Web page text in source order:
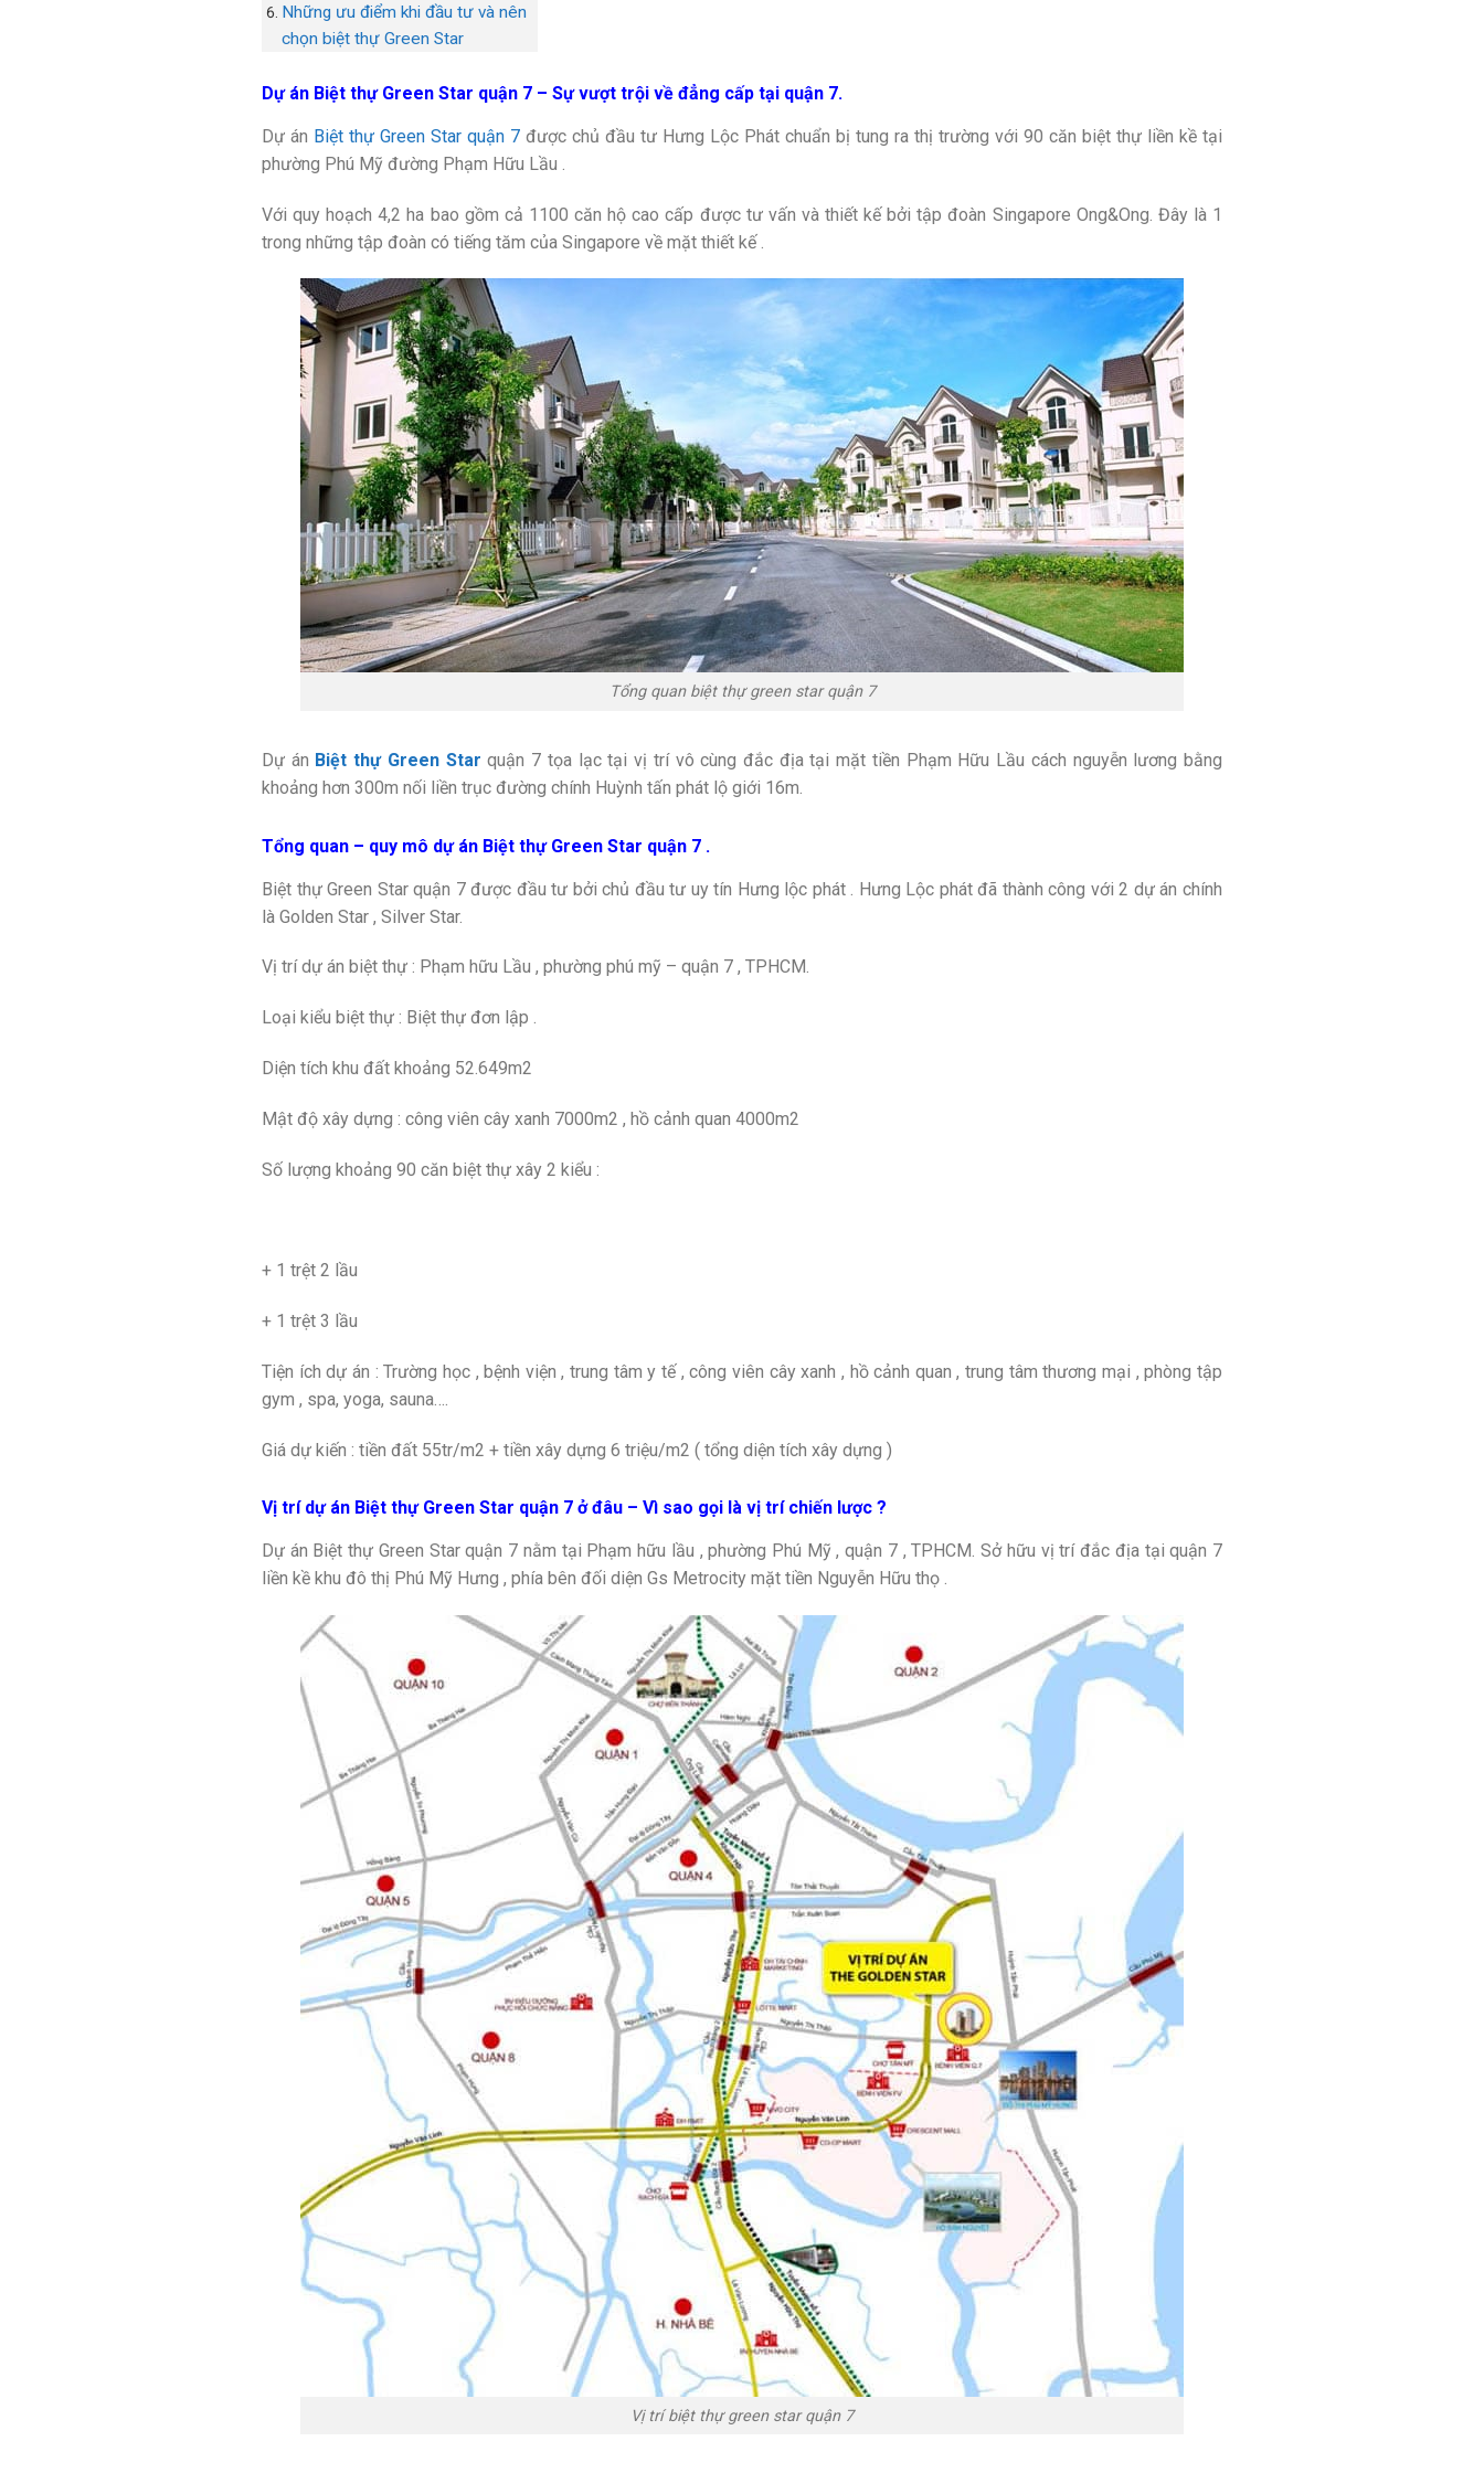
Những ưu điểm khi đầu tư và nên
chọn biệt thự Green Star
Dự án Biệt thự Green Star quận 7 – Sự vượt trội về đẳng cấp tại quận 7.
Dự án Biệt thự Green Star quận 7 được chủ đầu tư Hưng Lộc Phát chuẩn bị tung ra thị trường với 90 căn biệt thự liền kề tại
phường Phú Mỹ đường Phạm Hữu Lầu .
Với quy hoạch 4,2 ha bao gồm cả 1100 căn hộ cao cấp được tư vấn và thiết kế bởi tập đoàn Singapore Ong&Ong. Đây là 1
trong những tập đoàn có tiếng tăm của Singapore về mặt thiết kế .
Tổng quan biệt thự green star quận 7
Dự án Biệt thự Green Star quận 7 tọa lạc tại vị trí vô cùng đắc địa tại mặt tiền Phạm Hữu Lầu cách nguyễn lương bằng
khoảng hơn 300m nối liền trục đường chính Huỳnh tấn phát lộ giới 16m.
Tổng quan – quy mô dự án Biệt thự Green Star quận 7 .
Biệt thự Green Star quận 7 được đầu tư bởi chủ đầu tư uy tín Hưng lộc phát . Hưng Lộc phát đã thành công với 2 dự án chính
là Golden Star , Silver Star.
Vị trí dự án biệt thự : Phạm hữu Lầu , phường phú mỹ – quận 7 , TPHCM.
Loại kiểu biệt thự : Biệt thự đơn lập .
Diện tích khu đất khoảng 52.649m2
Mật độ xây dựng : công viên cây xanh 7000m2 , hồ cảnh quan 4000m2
Số lượng khoảng 90 căn biệt thự xây 2 kiểu :
+ 1 trệt 2 lầu
+ 1 trệt 3 lầu
Tiện ích dự án : Trường học , bệnh viện , trung tâm y tế , công viên cây xanh , hồ cảnh quan , trung tâm thương mại , phòng tập
gym , spa, yoga, sauna….
Giá dự kiến : tiền đất 55tr/m2 + tiền xây dựng 6 triệu/m2 ( tổng diện tích xây dựng )
Vị trí dự án Biệt thự Green Star quận 7 ở đâu – Vì sao gọi là vị trí chiến lược ?
Dự án Biệt thự Green Star quận 7 nằm tại Phạm hữu lầu , phường Phú Mỹ , quận 7 , TPHCM. Sở hữu vị trí đắc địa tại quận 7
liền kề khu đô thị Phú Mỹ Hưng , phía bên đối diện Gs Metrocity mặt tiền Nguyễn Hữu thọ .
Vị trí biệt thự green star quận 7